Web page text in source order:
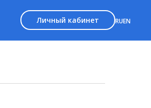
Личный кабинет RUEN